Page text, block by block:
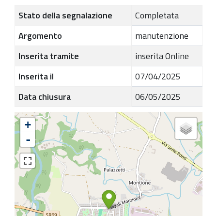
Stato della segnalazione
Completata
Argomento
manutenzione
Inserita tramite
inserita Online
Inserita il
07/04/2025
Data chiusura
06/05/2025
+
-